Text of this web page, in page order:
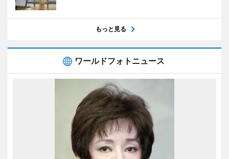
もっと見る
ワールドフォトニュース